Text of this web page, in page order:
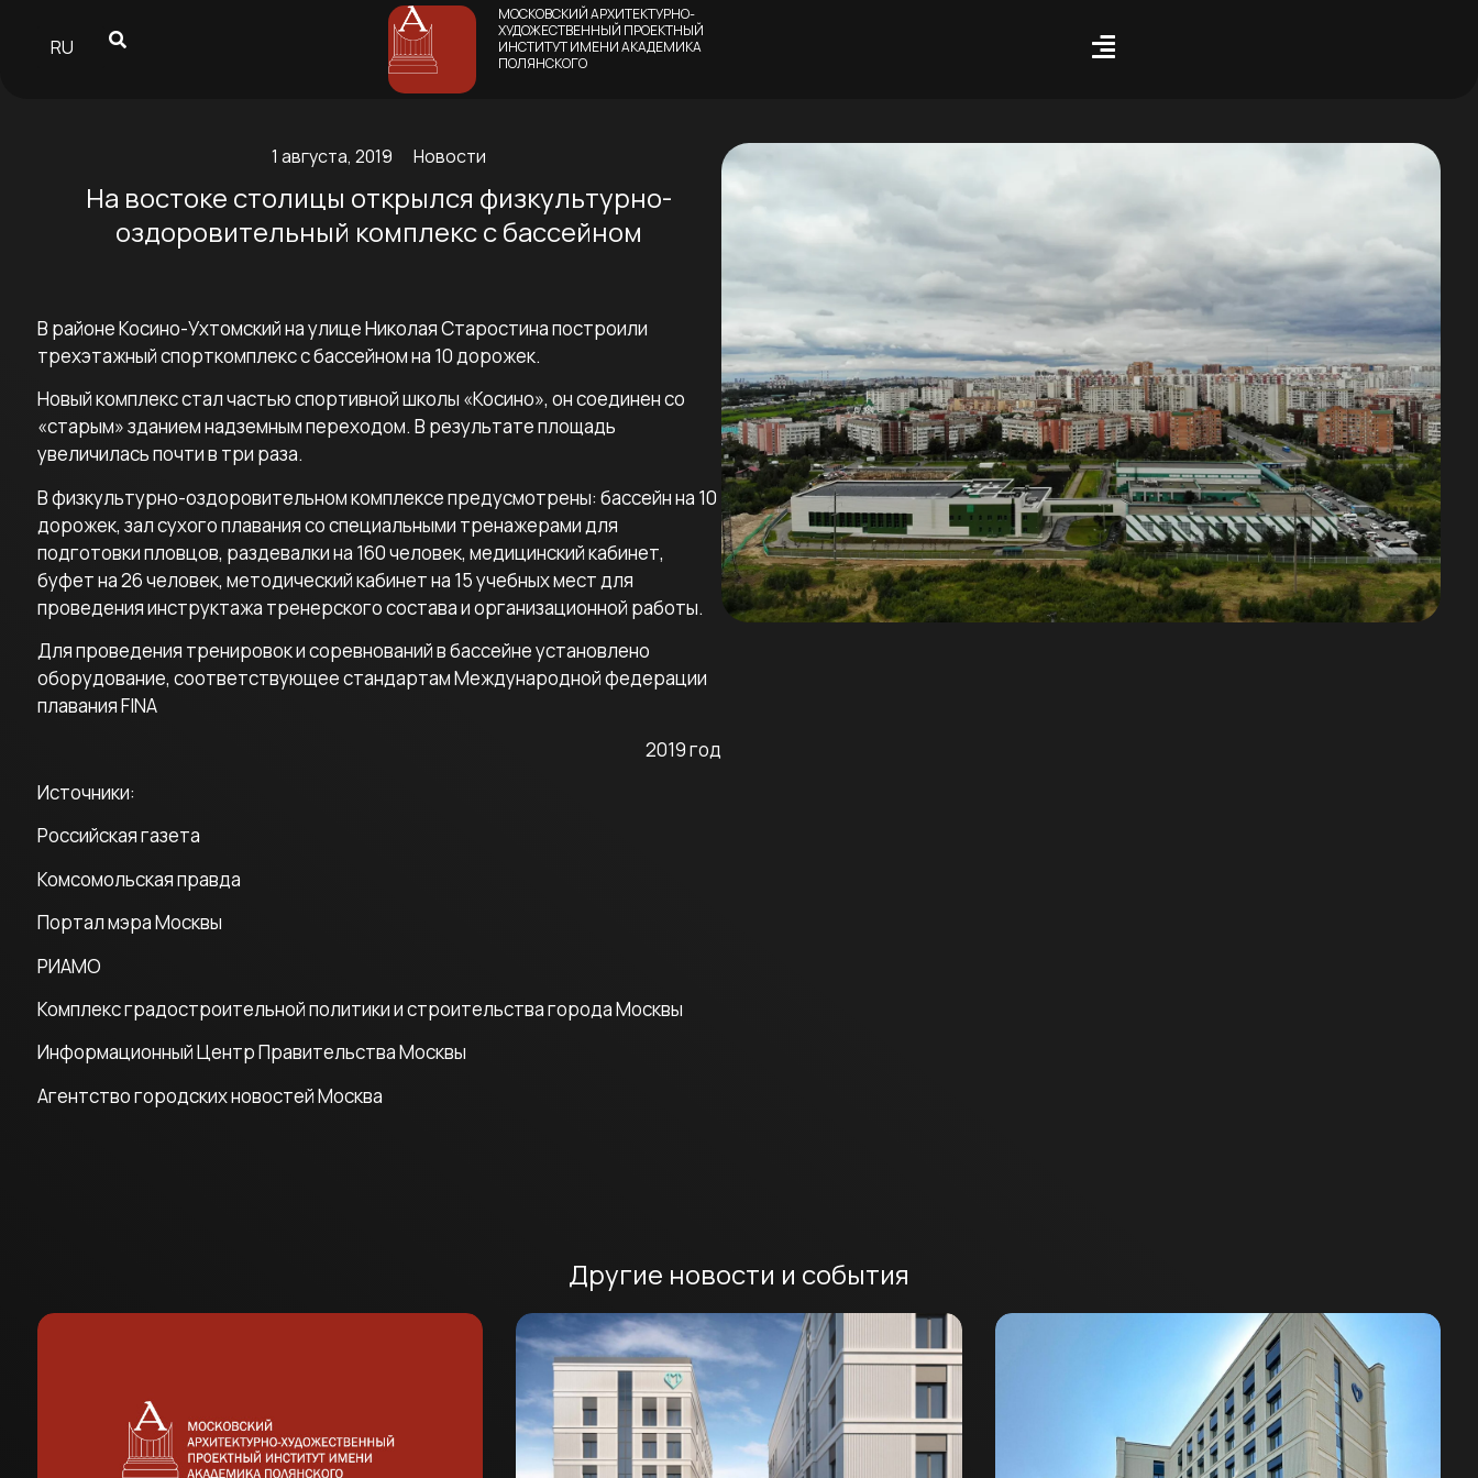
RU
МОСКОВСКИЙ АРХИТЕКТУРНО-
ХУДОЖЕСТВЕННЫЙ ПРОЕКТНЫЙ
ИНСТИТУТ ИМЕНИ АКАДЕМИКА
ПОЛЯНСКОГО
1 августа, 2019 Новости
На востоке столицы открылся физкультурно-
оздоровительный комплекс с бассейном
В районе Косино-Ухтомский на улице Николая Старостина построили
трехэтажный спорткомплекс с бассейном на 10 дорожек.
Новый комплекс стал частью спортивной школы «Косино», он соединен со
«старым» зданием надземным переходом. В результате площадь
увеличилась почти в три раза.
В физкультурно-оздоровительном комплексе предусмотрены: бассейн на 10
дорожек, зал сухого плавания со специальными тренажерами для
подготовки пловцов, раздевалки на 160 человек, медицинский кабинет,
буфет на 26 человек, методический кабинет на 15 учебных мест для
проведения инструктажа тренерского состава и организационной работы.
Для проведения тренировок и соревнований в бассейне установлено
оборудование, соответствующее стандартам Международной федерации
плавания FINA
2019 год
Источники:
Российская газета
Комсомольская правда
Портал мэра Москвы
РИАМО
Комплекс градостроительной политики и строительства города Москвы
Информационный Центр Правительства Москвы
Агентство городских новостей Москва
Другие новости и события